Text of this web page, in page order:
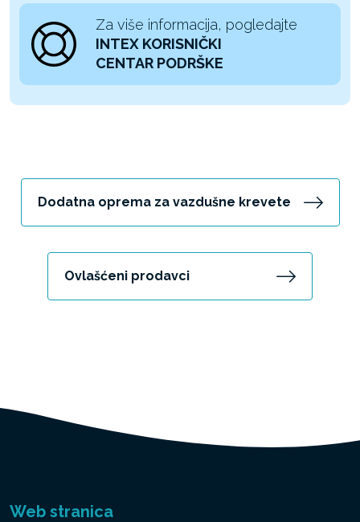
Za više informacija, pogledajte
INTEX KORISNIČKI
CENTAR PODRŠKE
Dodatna oprema za vazdušne krevete
Ovlašćeni prodavci
Web stranica